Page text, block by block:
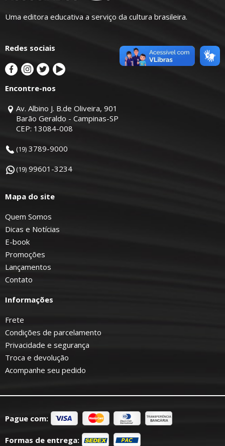
Uma editora educativa a serviço da cultura brasileira.
Redes sociais
Encontre-nos
Av. Albino J. B.de Oliveira, 901
Barão Geraldo - Campinas-SP
CEP: 13084-008
(19) 3789-9000
(19) 99601-3234
Mapa do site
Quem Somos
Dicas e Notícias
E-book
Promoções
Lançamentos
Contato
Informações
Frete
Condições de parcelamento
Privacidade e segurança
Troca e devolução
Acompanhe seu pedido
Pague com:
Formas de entrega: